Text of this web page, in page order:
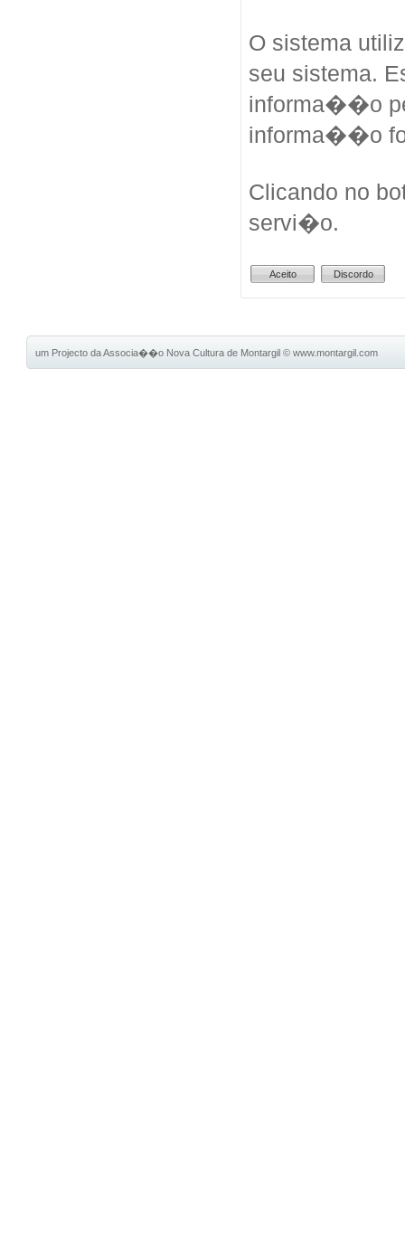
O sistema
seu sistema.
informa��o
informa��o
Clicando no
servi�o.
um Projecto da Associa��o Nova Cultura de Montargil©www.montargil.com